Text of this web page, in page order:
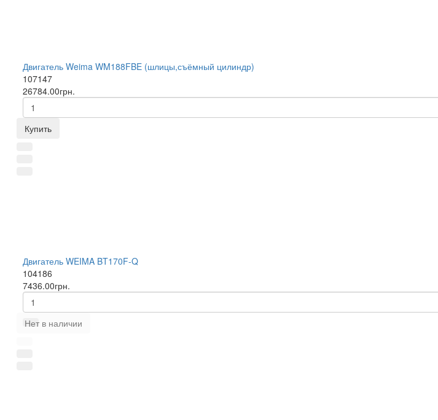
Двигатель Weima WM188FBE (шлицы,съёмный цилиндр)
107147
26784.00грн.
Купить
Двигатель WEIMA BT170F-Q
104186
7436.00грн.
Нет в наличии